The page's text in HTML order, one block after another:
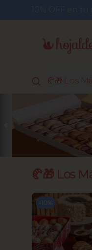
10% OFF en
🥐🎁 Los
🥐🎁 Los
10 %